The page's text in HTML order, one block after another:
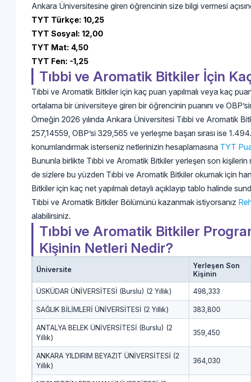
Ankara Üniversitesine giren öğrencinin size bilgi vermesi
TYT Türkçe: 10,25
TYT Sosyal: 12,00
TYT Mat: 4,50
TYT Fen: -1,25
Tıbbi ve Aromatik Bitkiler İçin
Tıbbi ve Aromatik Bitkiler için kaç puan yapılmalı veya kaç
ortalama bir üniversiteye giren bir öğrencinin puanını ve
Örneğin 2026 yılında Ankara Üniversitesi Tıbbi ve Aromatik
257,14559, OBP’si 329,565 ve yerleşme başarı sırası ise
konumlandırmak isterseniz netlerinizin hesaplamasına TYT
Bununla birlikte Tıbbi ve Aromatik Bitkiler yerleşen son kişilerin
de sizlere bu yüzden Tıbbi ve Aromatik Bitkiler okumak için
Bitkiler için kaç net yapılmalı detaylı açıklayıp tablo halinde
Tıbbi ve Aromatik Bitkiler Bölümünü kazanmak istiyorsanız
alabilirsiniz.
Tıbbi ve Aromatik Bitkiler
Kişinin Netleri Nedir?
Üniversite
Yerleşen Son
Kişinin
ÜSKÜDAR ÜNİVERSİTESİ (Burslu) (2 Yıllık) 498,333
SAĞLIK BİLİMLERİ ÜNİVERSİTESİ (2 Yıllık) 383,800
ANTALYA BELEK ÜNİVERSİTESİ (Burslu) (2
Yıllık)
359,450
ANKARA YILDIRIM BEYAZIT ÜNİVERSİTESİ (2
Yıllık)
364,030